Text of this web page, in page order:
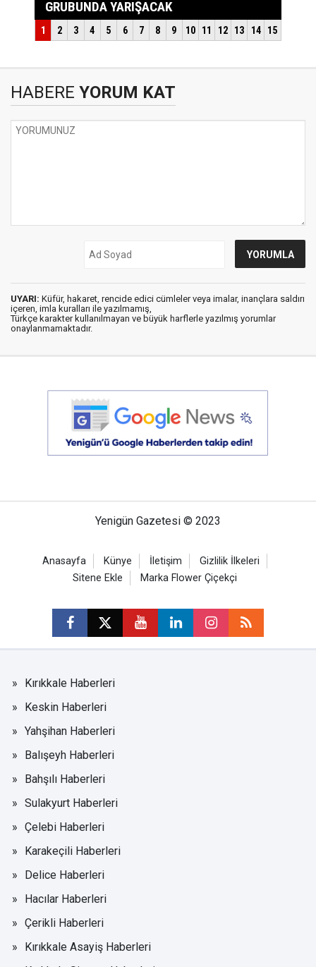
HABERE YORUM KAT
UYARI: Küfür, hakaret, rencide edici cümleler veya imalar, inançlara saldırı
içeren, imla kuralları ile yazılmamış,
Türkçe karakter kullanılmayan ve büyük harflerle yazılmış yorumlar
onaylanmamaktadır.
Yenigün Gazetesi © 2023
Anasayfa Künye İletişim
Gizlilik İlkeleri
Sitene Ekle
Marka Flower Çiçekçi
Kırıkkale Haberleri
Keskin Haberleri
Yahşihan Haberleri
Balışeyh Haberleri
Bahşılı Haberleri
Sulakyurt Haberleri
Çelebi Haberleri
Karakeçili Haberleri
Delice Haberleri
Hacılar Haberleri
Çerikli Haberleri
Kırıkkale Asayiş Haberleri